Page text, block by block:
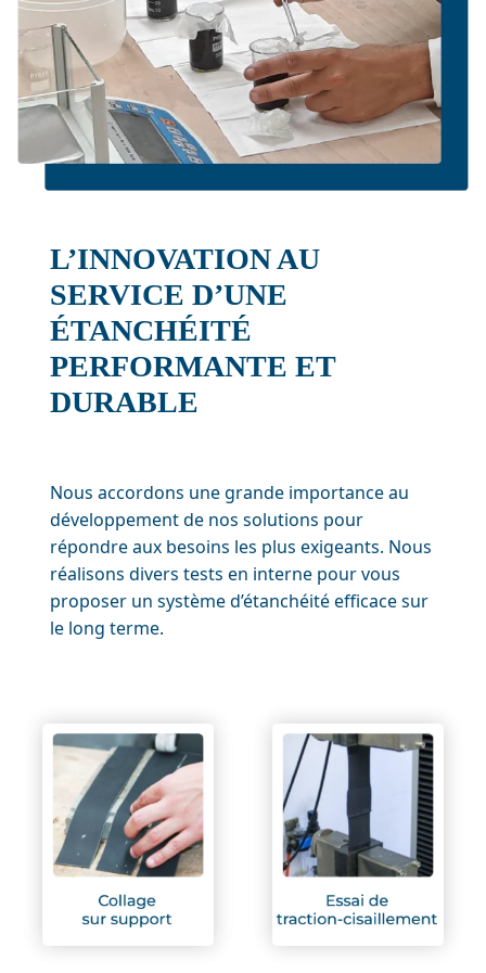
L’INNOVATION AU
SERVICE D’UNE
ÉTANCHÉITÉ
PERFORMANTE ET
DURABLE
Nous accordons une grande importance au
développement de nos solutions pour
répondre aux besoins les plus exigeants. Nous
réalisons divers tests en interne pour vous
proposer un système d’étanchéité efficace sur
le long terme.